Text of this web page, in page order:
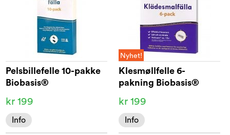
Pelsbillefelle 10-pakke
Biobasis®
kr 199
Info
Nyhet!
Klesmøllfelle 6-
pakning Biobasis®
kr 199
Info